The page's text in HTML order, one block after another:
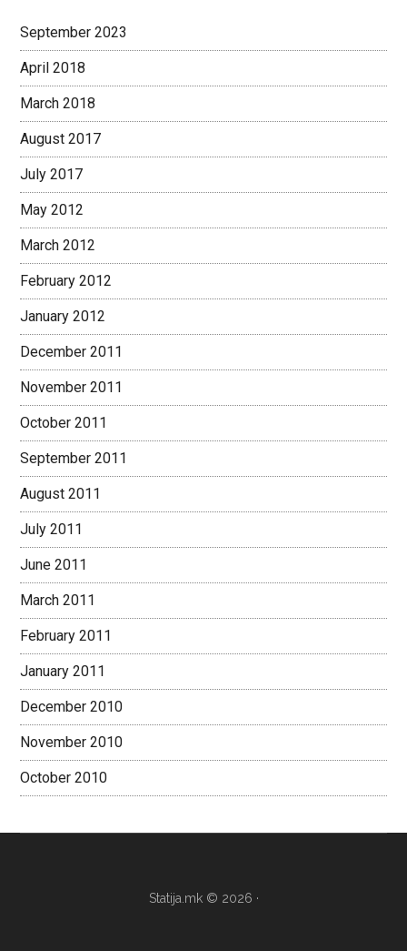
September 2023
April 2018
March 2018
August 2017
July 2017
May 2012
March 2012
February 2012
January 2012
December 2011
November 2011
October 2011
September 2011
August 2011
July 2011
June 2011
March 2011
February 2011
January 2011
December 2010
November 2010
October 2010
Statija.mk © 2026 ·